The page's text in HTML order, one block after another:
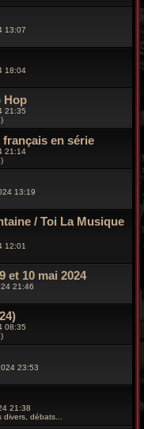
13:07
18:04
Hop
21:35
en série
21:14
13:19
/ Toi La Musique
12:01
et 10 mai 2024
21:46
08:35
23:53
21:38
débats...